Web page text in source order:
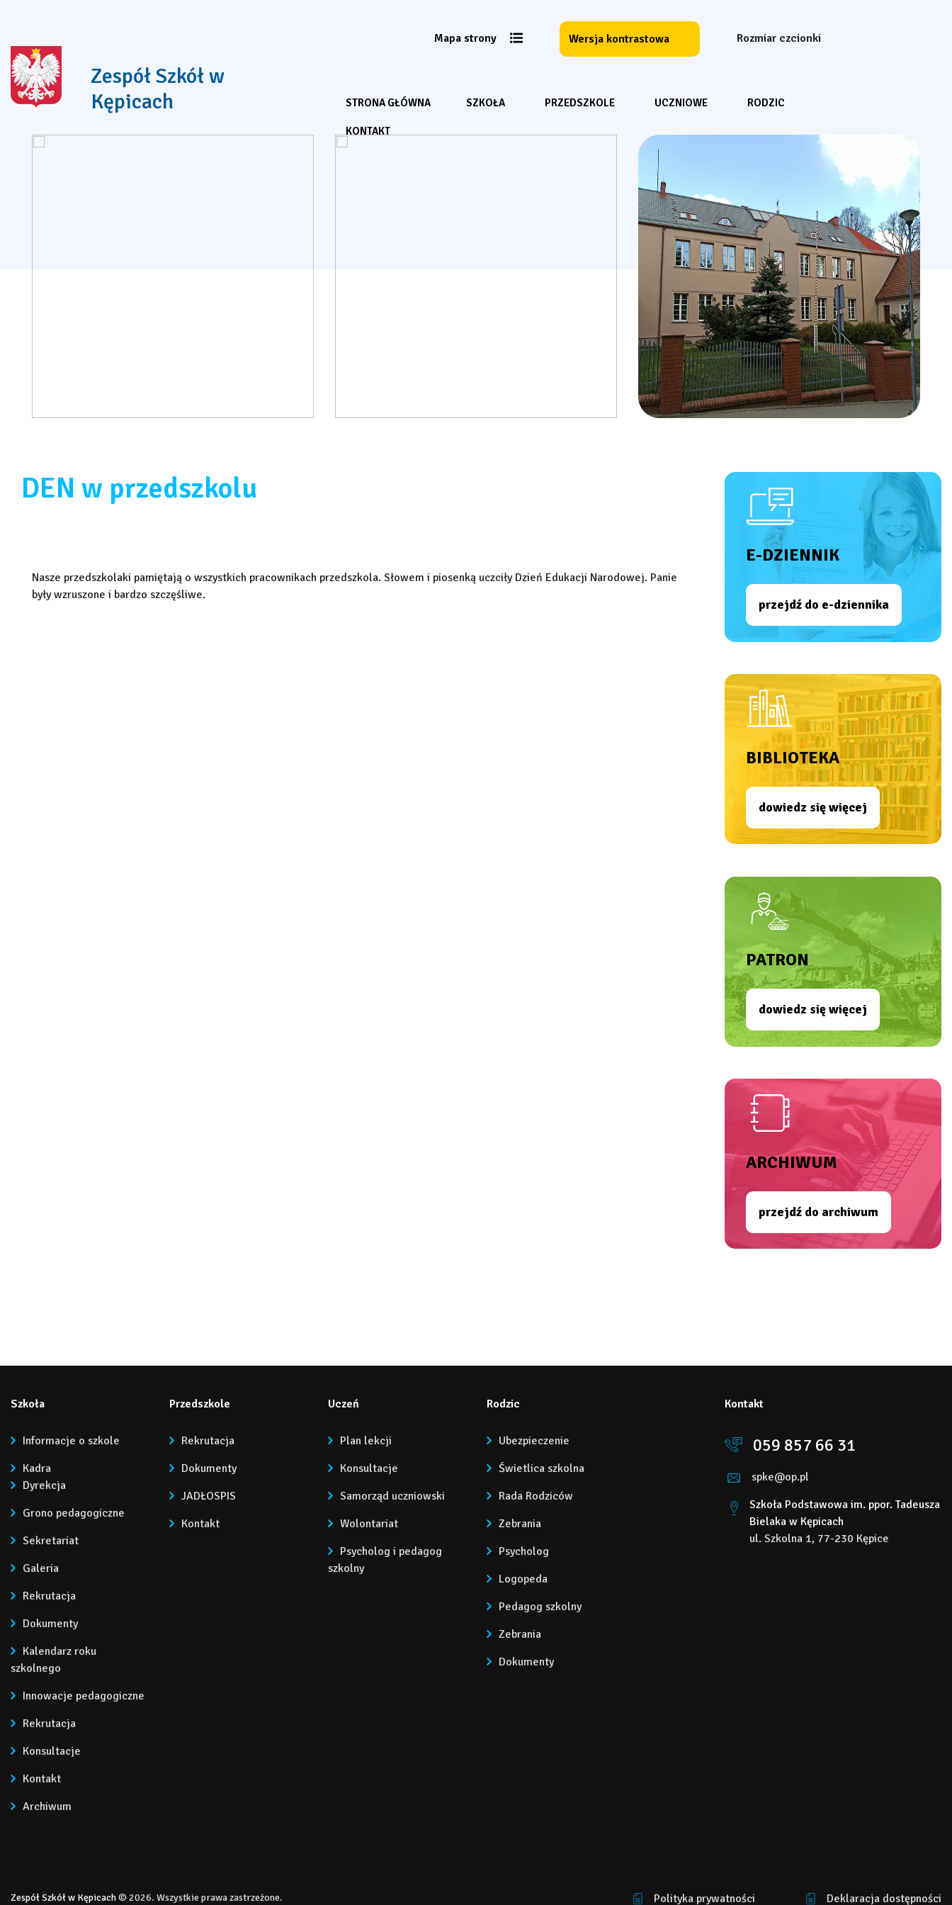
Zespół Szkół w
Kępicach
Mapa strony Wersja kontrastowa Rozmiar czcionki
STRONA GŁÓWNA SZKOŁA PRZEDSZKOLE UCZNIOWE RODZIC
KONTAKT
DEN w przedszkolu
Nasze przedszkolaki pamiętają o wszystkich pracownikach przedszkola. Słowem i piosenką uczciły Dzień Edukacji Narodowej. Panie
były wzruszone i bardzo szczęśliwe.
E-DZIENNIK
przejdź do e-dziennika
BIBLIOTEKA
dowiedz się więcej
PATRON
dowiedz się więcej
ARCHIWUM
przejdź do archiwum
Szkoła
Informacje o szkole
Kadra
Dyrekcja
Grono pedagogiczne
Sekretariat
Galeria
Rekrutacja
Dokumenty
Kalendarz roku
szkolnego
Innowacje pedagogiczne
Rekrutacja
Konsultacje
Kontakt
Archiwum
Przedszkole
Rekrutacja
Dokumenty
JADŁOSPIS
Kontakt
Uczeń
Plan lekcji
Konsultacje
Samorząd uczniowski
Wolontariat
Psycholog i pedagog
szkolny
Rodzic
Ubezpieczenie
Świetlica szkolna
Rada Rodziców
Zebrania
Psycholog
Logopeda
Pedagog szkolny
Zebrania
Dokumenty
Kontakt
059 857 66 31
spke@op.pl
Szkoła Podstawowa im. ppor. Tadeusza
Bielaka w Kępicach
ul. Szkolna 1, 77-230 Kępice
Zespół Szkół w Kępicach© 2026. Wszystkie prawa zastrzeżone. Polityka prywatności Deklaracja dostępności